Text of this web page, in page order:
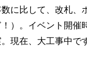
に比して、改札、
）。イベント開催
現在、大工事中